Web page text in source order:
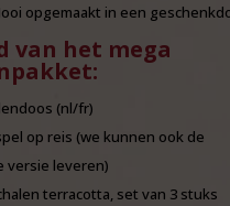
opgemaakt in een
van het mega
(nl/fr)
op reis (we kunnen ook de
versie leveren)
terracotta, set van 3 stuks